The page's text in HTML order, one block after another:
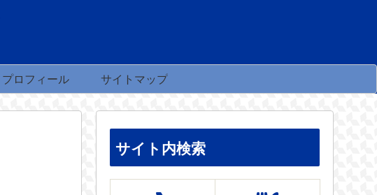
プロフィール サイトマップ
サイト内検索